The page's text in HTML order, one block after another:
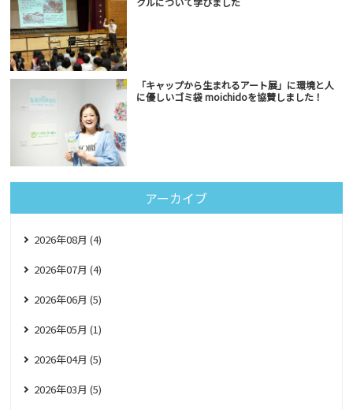
「キャップから生まれるアート展」に環境と人
に優しいゴミ袋 moichidoを協賛しました！
アーカイブ
2026年08月 (4)
2026年07月 (4)
2026年06月 (5)
2026年05月 (1)
2026年04月 (5)
2026年03月 (5)